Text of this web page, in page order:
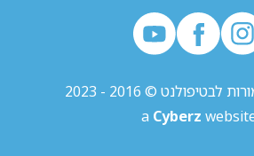
© 2016 - 2023
a Cyberz